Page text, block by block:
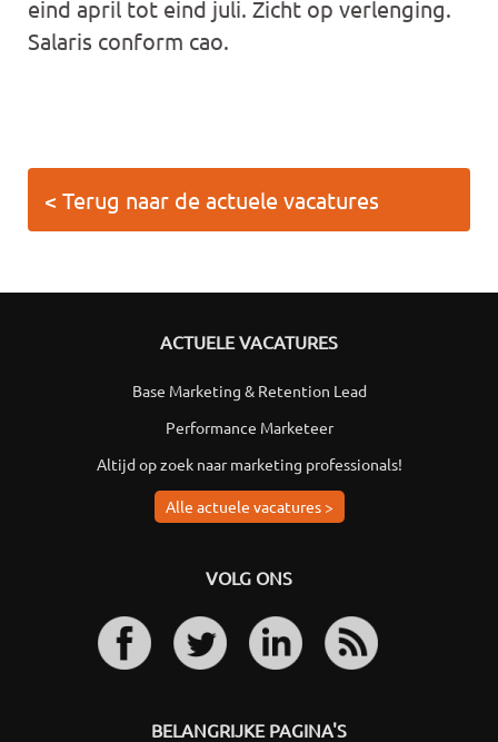
eind april tot eind juli. Zicht op verlenging.
Salaris conform cao.
< Terug naar de actuele vacatures
ACTUELE VACATURES
Base Marketing & Retention Lead
Performance Marketeer
Altijd op zoek naar marketing professionals!
Alle actuele vacatures >
VOLG ONS
BELANGRIJKE PAGINA'S